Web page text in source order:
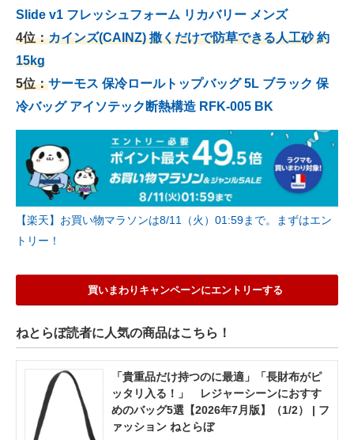
Slide v1 フレッシュフォーム リカバリー メンズ
4位：カインズ(CAINZ) 撒くだけで防草できる人工砂 約
15kg
5位：サーモス 保冷ロールトップバッグ 5L ブラック 保
冷バッグ アイソテック断熱構造 RFK-005 BK
【楽天】お買い物マラソンは8/11（火）01:59まで。まずはエン
トリー！
買いまわりキャンペーンにエントリーする
ねとらぼ読者に人気の商品はこちら！
「貴重品だけ持つのに最適」「長財布がピ
ッタリ入る！」 レジャーシーンにおすす
めのバッグ5選【2026年7月版】（1/2） | フ
ァッション ねとらぼ